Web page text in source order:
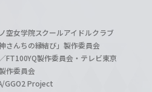
空女学院スクールアイドルクラブ
さんちの縁結び」製作委員会
FT100YQ製作委員会・テレビ東京
作委員会
GGO2 Project